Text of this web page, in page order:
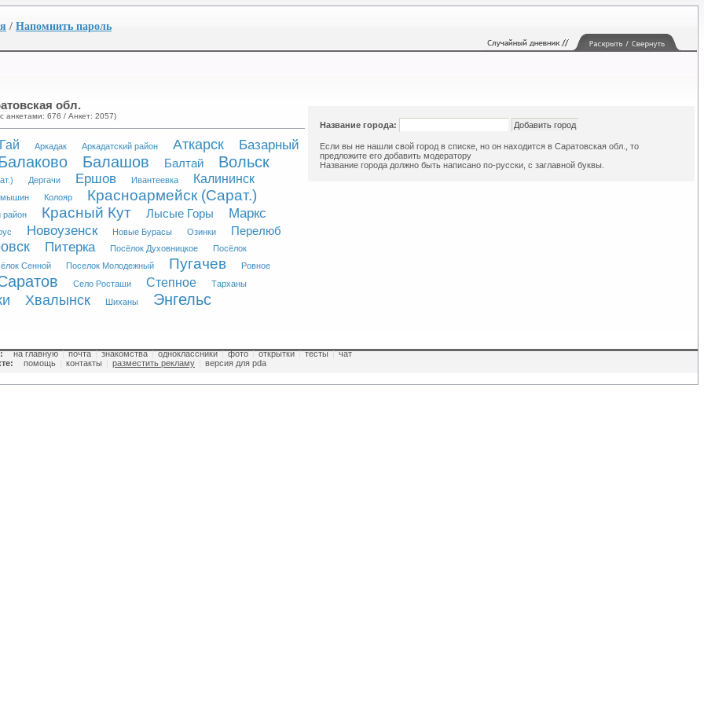
/ Напомнить пароль
обл.
анкетами: 676 / Анкет: 2057)
Аркадак Аркадатский район Аткарск
Базарный
Балашов Балтай Вольск
Дергачи Ершов Ивaнтeевка
Калининск
Колояр Красноармейск (Сарат.)
район Красный Кут Лысые Горы Маркс
Новоузенск Новые Бурасы Озинки Перелюб
Питерка Посёлок Духовницкое
Посёлок
Сенной Поселок Молодежный Пугачев Ровное
Село Росташи Степное
Тарханы
Хвалынск Шиханы Энгельс
Название города:
Если вы не нашли свой город в списке, но он находится в Саратовская обл., то
предложите его добавить модератору
Название города должно быть написано по-русски, с заглавной буквы.
на главную | почта | знакомства | одноклассники | фото | открытки | тесты | чат
помощь контакты разместить рекламу версия для pda